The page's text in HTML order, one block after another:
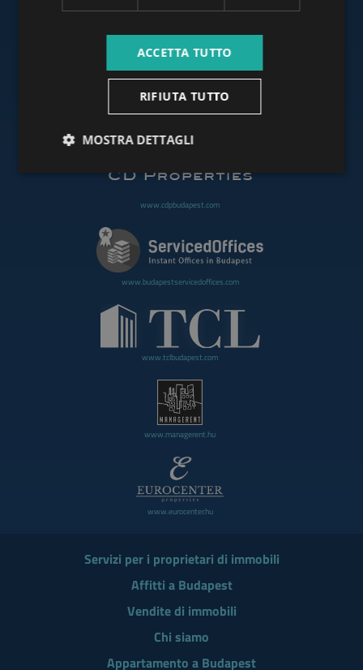
www.budapestoffices.net
www.budapestpropertysellers.com
www.cdpbudapest.com
www.budapestservicedoffices.com
www.tclbudapest.com
www.managerent.hu
www.eurocenter.hu
Servizi per i proprietari di immobili
Affitti a Budapest
Vendite di immobili
Chi siamo
Appartamento a Budapest
ACCETTA TUTTO
RIFIUTA TUTTO
MOSTRA DETTAGLI